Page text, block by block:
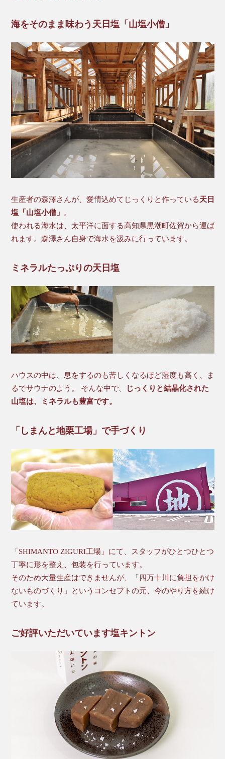
海をそのまま味わう天日塩「山塩小僧」
生産者の森澤さんが、愛情込めてじっくりと作っている天日
塩「山塩小僧」
。
使われる海水は、太平洋に面する高知県黒潮町佐賀から運ば
れます。森澤さん自身で海水を汲みに行っています。
ミネラルたっぷりの天日塩
ハウスの中は、息をするのも苦しくなるほど湿度も高く、ま
るでサウナのよう。 そんな中で、
じっくりと結晶化された
山塩は、ミネラルも豊富です。
「しまんと地栗工場」で手づくり
「SHIMANTO ZIGURI工場」にて、スタッフがひとつひとつ
丁寧に形を整え、包装を行っています。
そのため大量生産はできませんが、「四万十川に負担をかけ
ないものづくり」というコンセプトの元、今のやり方を続け
ています。
ご好評いただいています塩キントン